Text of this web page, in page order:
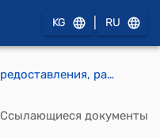
KG RU
Порядок и условия предоставления, размер платы за пользование рыбохозяйственными водоемами для ведения аквакультуры и рыболовства, а также основания прекращения права пользования водоемами (Приложение 2 к приказу Министерства водных ресурсов, сельского хозяйства и перерабатывающей промышленности Кыргызской Республики от 17 февраля 2026 года № 05/2-17/39)
Ссылающиеся документы